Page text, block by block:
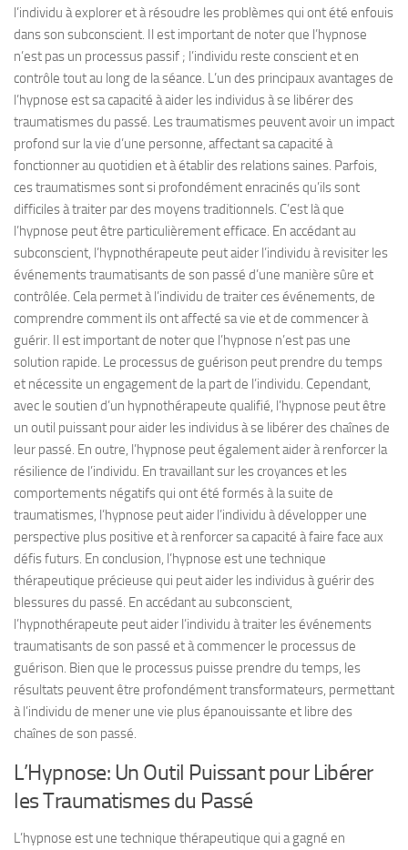
l’individu à explorer et à résoudre les problèmes qui ont été enfouis
dans son subconscient. Il est important de noter que l’hypnose
n’est pas un processus passif ; l’individu reste conscient et en
contrôle tout au long de la séance. L’un des principaux avantages de
l’hypnose est sa capacité à aider les individus à se libérer des
traumatismes du passé. Les traumatismes peuvent avoir un impact
profond sur la vie d’une personne, affectant sa capacité à
fonctionner au quotidien et à établir des relations saines. Parfois,
ces traumatismes sont si profondément enracinés qu’ils sont
difficiles à traiter par des moyens traditionnels. C’est là que
l’hypnose peut être particulièrement efficace. En accédant au
subconscient, l’hypnothérapeute peut aider l’individu à revisiter les
événements traumatisants de son passé d’une manière sûre et
contrôlée. Cela permet à l’individu de traiter ces événements, de
comprendre comment ils ont affecté sa vie et de commencer à
guérir. Il est important de noter que l’hypnose n’est pas une
solution rapide. Le processus de guérison peut prendre du temps
et nécessite un engagement de la part de l’individu. Cependant,
avec le soutien d’un hypnothérapeute qualifié, l’hypnose peut être
un outil puissant pour aider les individus à se libérer des chaînes de
leur passé. En outre, l’hypnose peut également aider à renforcer la
résilience de l’individu. En travaillant sur les croyances et les
comportements négatifs qui ont été formés à la suite de
traumatismes, l’hypnose peut aider l’individu à développer une
perspective plus positive et à renforcer sa capacité à faire face aux
défis futurs. En conclusion, l’hypnose est une technique
thérapeutique précieuse qui peut aider les individus à guérir des
blessures du passé. En accédant au subconscient,
l’hypnothérapeute peut aider l’individu à traiter les événements
traumatisants de son passé et à commencer le processus de
guérison. Bien que le processus puisse prendre du temps, les
résultats peuvent être profondément transformateurs, permettant
à l’individu de mener une vie plus épanouissante et libre des
chaînes de son passé.
L’Hypnose: Un Outil Puissant pour Libérer
les Traumatismes du Passé
L’hypnose est une technique thérapeutique qui a gagné en